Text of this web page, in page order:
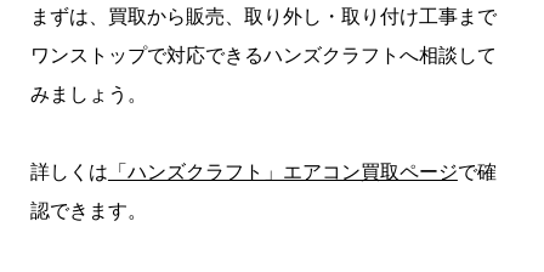
まずは、買取から販売、取り外し・取り付け工事まで
ワンストップで対応できるハンズクラフトへ相談して
みましょう。
詳しくは 「ハンズクラフト」エアコン買取ページで確
認できます。